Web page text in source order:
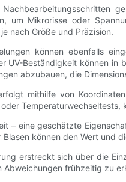
um Mikrorisse oder
nach Größe und Präzision.
können ebenfalls
UV-Beständigkeit können in
abzubauen, die
mithilfe von
Temperaturwechseltests,
– eine geschätzte
Blasen können den Wert und
erstreckt sich über die
Abweichungen frühzeitig zu